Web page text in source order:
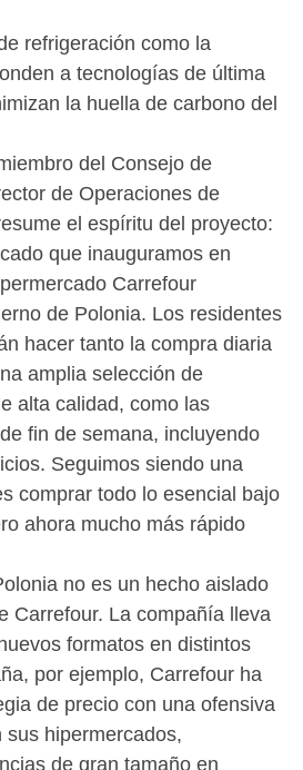
refrigeración como la
a tecnologías de última
la huella de carbono del
del Consejo de
de Operaciones de
el espíritu del proyecto:
que inauguramos en
Carrefour
de Polonia. Los residentes
hacer tanto la compra diaria
amplia selección de
alta calidad, como las
fin de semana, incluyendo
Seguimos siendo una
comprar todo lo esencial bajo
ahora mucho más rápido
no es un hecho aislado
Carrefour. La compañía lleva
formatos en distintos
por ejemplo, Carrefour ha
de precio con una ofensiva
hipermercados,
de gran tamaño en